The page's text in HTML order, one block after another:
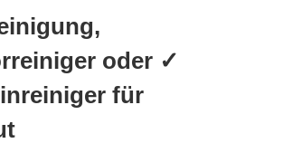
oder ✓
für